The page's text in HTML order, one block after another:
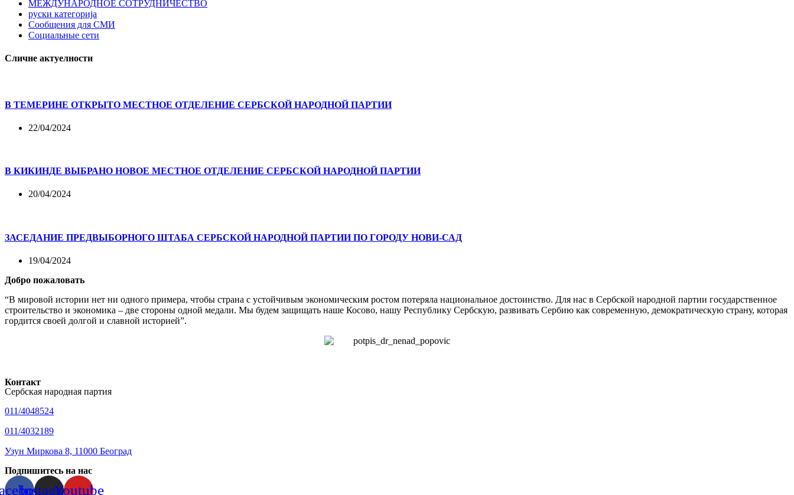
МЕЖДУНАРОДНОЕ СОТРУДНИЧЕСТВО
руски категорија
Сообщения для СМИ
Социальные сети
Сличне актуелности
В ТЕМЕРИНЕ ОТКРЫТО МЕСТНОЕ ОТДЕЛЕНИЕ СЕРБСКОЙ НАРОДНОЙ ПАРТИИ
22/04/2024
В КИКИНДЕ ВЫБРАНО НОВОЕ МЕСТНОЕ ОТДЕЛЕНИЕ СЕРБСКОЙ НАРОДНОЙ ПАРТИИ
20/04/2024
ЗАСЕДАНИЕ ПРЕДВЫБОРНОГО ШТАБА СЕРБСКОЙ НАРОДНОЙ ПАРТИИ ПО ГОРОДУ НОВИ-САД
19/04/2024
Добро пожаловать
“В мировой истории нет ни одного примера, чтобы страна с устойчивым экономическим ростом потеряла национальное достоинство. Для нас в Сербской народной партии государственное
строительство и экономика – две стороны одной медали. Мы будем защищать наше Косово, нашу Республику Сербскую, развивать Сербию как современную, демократическую страну, которая
гордится своей долгой и славной историей”.
Контакт
Сербская народная партия
011/4048524
011/4032189
Узун Миркова 8, 11000 Београд
Подпишитесь на нас
InstagramYoutube